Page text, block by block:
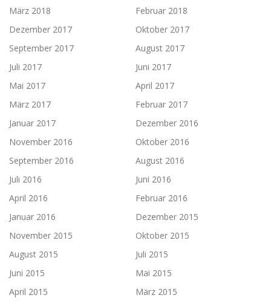
März 2018
Februar 2018
Dezember 2017
Oktober 2017
September 2017
August 2017
Juli 2017
Juni 2017
Mai 2017
April 2017
März 2017
Februar 2017
Januar 2017
Dezember 2016
November 2016
Oktober 2016
September 2016
August 2016
Juli 2016
Juni 2016
April 2016
Februar 2016
Januar 2016
Dezember 2015
November 2015
Oktober 2015
August 2015
Juli 2015
Juni 2015
Mai 2015
April 2015
März 2015